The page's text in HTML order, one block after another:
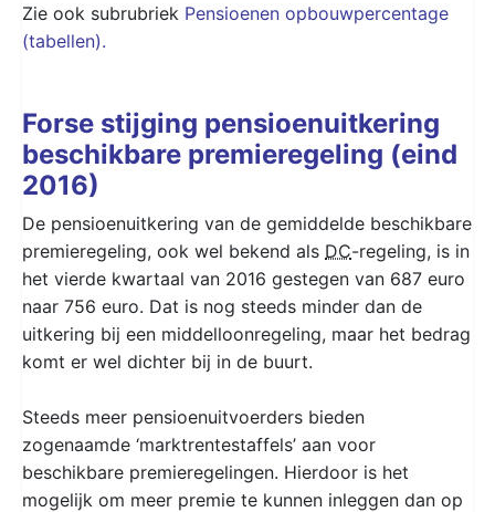
Zie ook subrubriek Pensioenen opbouwpercentage
(tabellen).
Forse stijging pensioenuitkering
beschikbare premieregeling (eind
2016)
De pensioenuitkering van de gemiddelde beschikbare
premieregeling, ook wel bekend als DC-regeling, is in
het vierde kwartaal van 2016 gestegen van 687 euro
naar 756 euro. Dat is nog steeds minder dan de
uitkering bij een middelloonregeling, maar het bedrag
komt er wel dichter bij in de buurt.
Steeds meer pensioenuitvoerders bieden
zogenaamde ‘marktrentestaffels’ aan voor
beschikbare premieregelingen. Hierdoor is het
mogelijk om meer premie te kunnen inleggen dan op